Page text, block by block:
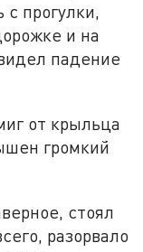
с прогулки,
и на
падение
от крыльца
громкий
стоял
разорвало